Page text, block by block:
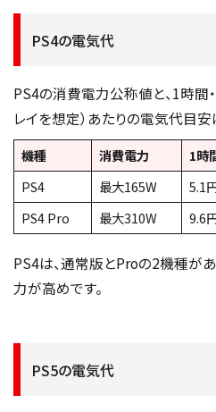
PS4の電気代
PS4の消費電力公称値と、1時間
レイを想定）あたりの電気代目安
機種 消費電力 1時
PS4
最大165W 5.1
PS4 Pro
最大310W 9.6
PS4は、通常版とProの2機種が
力が高めです。
PS5の電気代